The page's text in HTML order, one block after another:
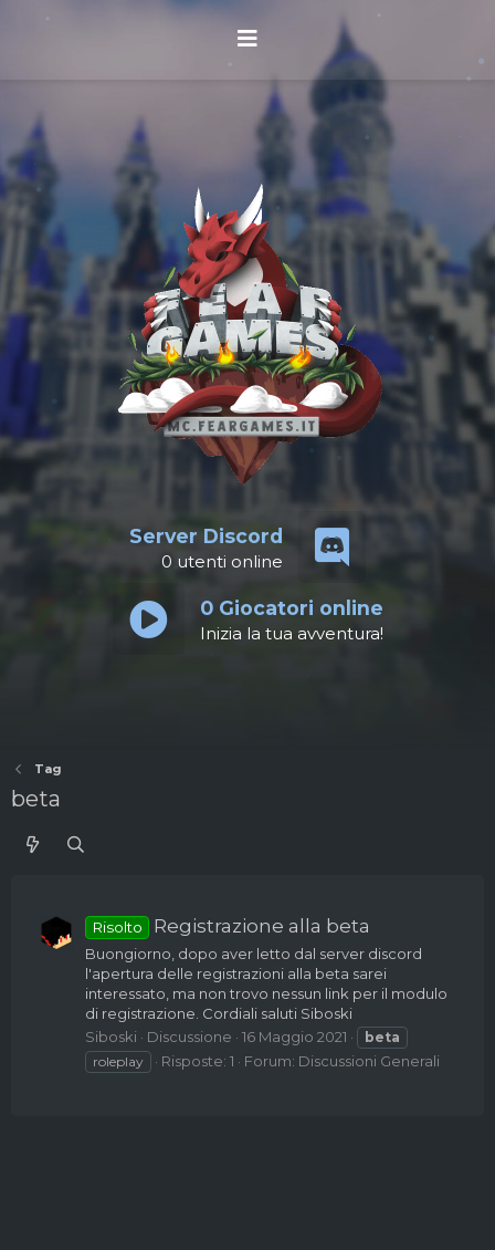
Server Discord
0 utenti online
0Giocatori online
Inizia la tua avventura!
Tag
beta
Risolto Registrazione alla beta
Buongiorno, dopo aver letto dal server discord
l'apertura delle registrazioni alla beta sarei
interessato, ma non trovo nessun link per il modulo
di registrazione. Cordiali saluti Siboski
Siboski
Discussione 16 Maggio 2021
beta
roleplay
Risposte: 1 Forum: Discussioni Generali